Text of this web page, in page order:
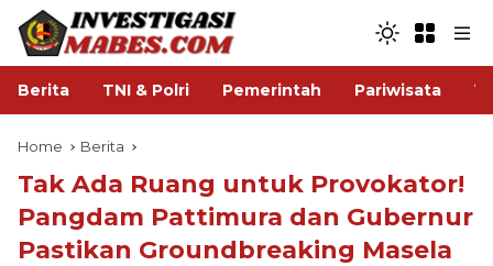
Berita TNI & Polri Pemerintah Pariwisata
Home Berita
Tak Ada Ruang untuk Provokator!
Pangdam Pattimura dan Gubernur
Pastikan Groundbreaking Masela